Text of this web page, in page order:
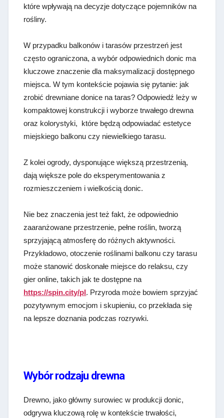
które wpływają na decyzje dotyczące pojemników na
rośliny.
W przypadku balkonów i tarasów przestrzeń jest
często ograniczona, a wybór odpowiednich donic ma
kluczowe znaczenie dla maksymalizacji dostępnego
miejsca. W tym kontekście pojawia się pytanie: jak
zrobić drewniane donice na taras? Odpowiedź leży w
kompaktowej konstrukcji i wyborze trwałego drewna
oraz kolorystyki, które będzą odpowiadać estetyce
miejskiego balkonu czy niewielkiego tarasu.
Z kolei ogrody, dysponujące większą przestrzenią,
dają większe pole do eksperymentowania z
rozmieszczeniem i wielkością donic.
Nie bez znaczenia jest też fakt, że odpowiednio
zaaranżowane przestrzenie, pełne roślin, tworzą
sprzyjającą atmosferę do różnych aktywności.
Przykładowo, otoczenie roślinami balkonu czy tarasu
może stanowić doskonałe miejsce do relaksu, czy
gier online, takich jak te dostępne na
https://spin.city/pl. Przyroda może bowiem sprzyjać
pozytywnym emocjom i skupieniu, co przekłada się
na lepsze doznania podczas rozrywki.
Wybór rodzaju drewna
Drewno, jako główny surowiec w produkcji donic,
odgrywa kluczową rolę w kontekście trwałości,